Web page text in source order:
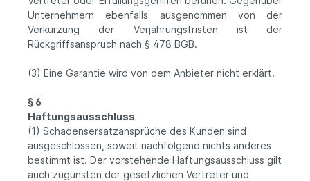
Unternehmern ebenfalls ausgenommen von der
Verkürzung der Verjährungsfristen ist der
Rückgriffsanspruch nach § 478 BGB.
(3) Eine Garantie wird von dem Anbieter nicht erklärt.
§ 6
Haftungsausschluss
(1) Schadensersatzansprüche des Kunden sind
ausgeschlossen, soweit nachfolgend nichts anderes
bestimmt ist. Der vorstehende Haftungsausschluss gilt
auch zugunsten der gesetzlichen Vertreter und